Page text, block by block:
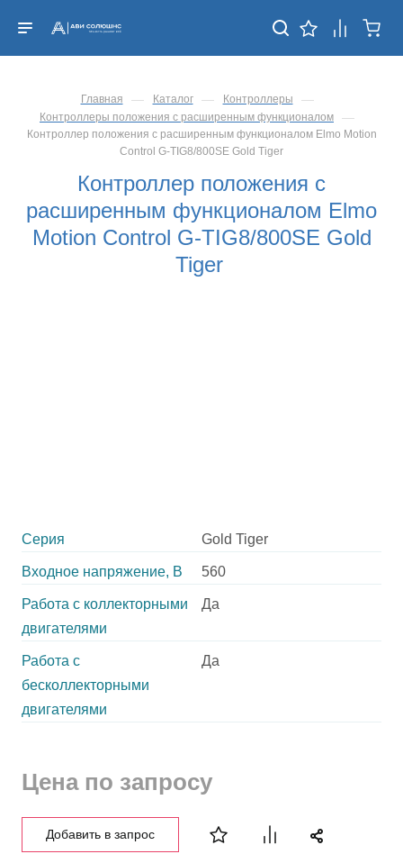
Главная — Каталог — Контроллеры —
Контроллеры положения с расширенным функционалом —
Контроллер положения с расширенным функционалом Elmo Motion
Control G-TIG8/800SE Gold Tiger
Контроллер положения с
расширенным функционалом Elmo
Motion Control G-TIG8/800SE Gold
Tiger
Серия Gold Tiger
Входное напряжение, В 560
Работа с коллекторными
двигателями
Да
Работа с
бесколлекторными
двигателями
Да
Цена по запросу
Добавить в запрос